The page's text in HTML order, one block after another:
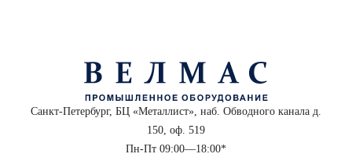
Санкт-Петербург, БЦ «Металлист», наб. Обводного канала д.
150, оф. 519
Пн-Пт 09:00—18:00*